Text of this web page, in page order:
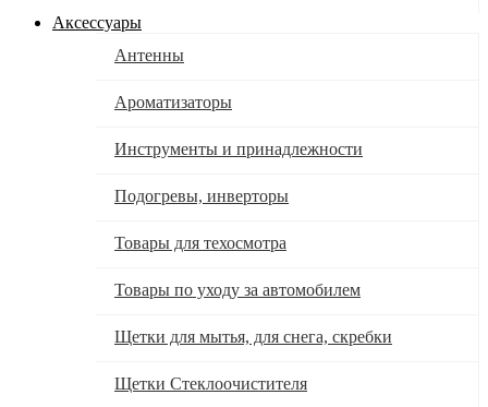
Аксессуары
Антенны
Ароматизаторы
Инструменты и принадлежности
Подогревы, инверторы
Товары для техосмотра
Товары по уходу за автомобилем
Щетки для мытья, для снега, скребки
Щетки Стеклоочистителя